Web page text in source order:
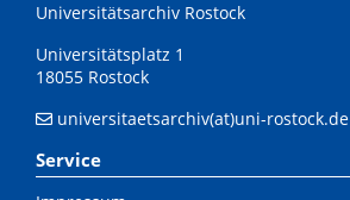
Universitätsarchiv Rostock
Universitätsplatz 1
18055 Rostock
universitaetsarchiv(at)uni-rostock.de
Service